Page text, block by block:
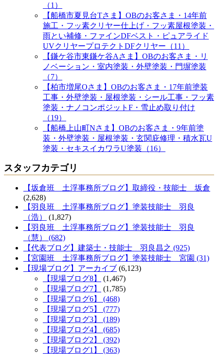
（1）
【船橋市夏見台Tさま】OBのお客さま・14年前
施工・フッ素クリヤー仕上げ・フッ素屋根塗装・
雨とい補修・ファインDFベスト・ピュアライド
UVクリヤープロテクトDFクリヤー（11）
【鎌ケ谷市東鎌ケ谷Aさま】OBのお客さま・リ
ノベーション・室内塗装・外壁塗装・門塀塗装
（7）
【柏市増尾Oさま】OBのお客さま・17年前塗装
工事・外壁塗装・屋根塗装・シール工事・フッ素
塗装・ナノコンポジットF・雪止め取り付け
（19）
【船橋上山町Nさま】OBのお客さま・9年前塗
装・外壁塗装・屋根塗装・玄関庇修理・積水瓦U
塗装・セキスイカワラU塗装（16）
スタッフカテゴリ
【坂倉班 土浮事務所ブログ】取締役・技能士 坂倉
(2,628)
【羽良班 土浮事務所ブログ】塗装技能士 羽良
（浩）
(1,827)
【羽良班 土浮事務所ブログ】塗装技能士 羽良
（慧） (682)
【代表ブログ】建築士・技能士 羽良昌之 (925)
【宮園班 土浮事務所ブログ】塗装技能士 宮園 (31)
【現場ブログ】アーカイブ (6,123)
【現場ブログ8】
(1,467)
【現場ブログ7】
(1,785)
【現場ブログ6】 (468)
【現場ブログ5】 (777)
【現場ブログ3】 (189)
【現場ブログ4】 (685)
【現場ブログ2】 (392)
【現場ブログ1】 (363)